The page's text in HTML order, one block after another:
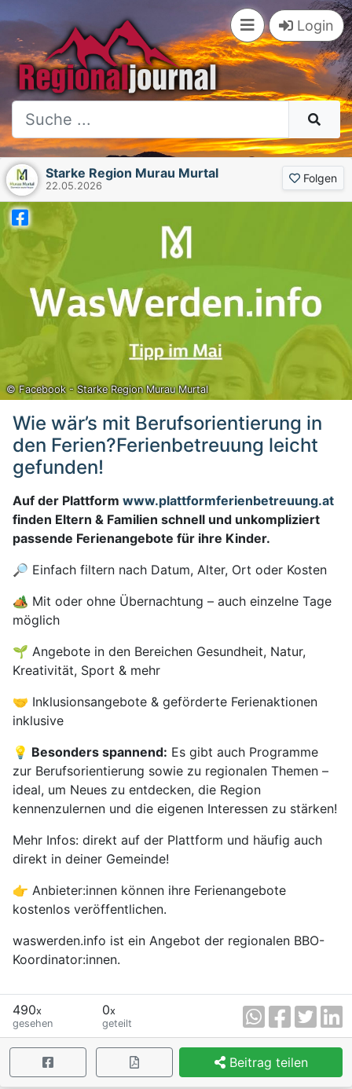
Login
Starke Region Murau Murtal
22.05.2026
Folgen
© Facebook - Starke Region Murau Murtal
Wie wär’s mit Berufsorientierung in
den Ferien?Ferienbetreuung leicht
gefunden!
Auf der Plattform www.plattformferienbetreuung.at
finden Eltern & Familien schnell und unkompliziert
passende Ferienangebote für ihre Kinder.
🔎 Einfach filtern nach Datum, Alter, Ort oder Kosten
🏕️ Mit oder ohne Übernachtung – auch einzelne Tage
möglich
🌱 Angebote in den Bereichen Gesundheit, Natur,
Kreativität, Sport & mehr
🤝 Inklusionsangebote & geförderte Ferienaktionen
inklusive
💡 Besonders spannend: Es gibt auch Programme
zur Berufsorientierung sowie zu regionalen Themen –
ideal, um Neues zu entdecken, die Region
kennenzulernen und die eigenen Interessen zu stärken!
Mehr Infos: direkt auf der Plattform und häufig auch
direkt in deiner Gemeinde!
👉 Anbieter:innen können ihre Ferienangebote
kostenlos veröffentlichen.
waswerden.info ist ein Angebot der regionalen BBO-
Koordinator:innen.
490x
gesehen
0x
geteilt
Beitrag teilen